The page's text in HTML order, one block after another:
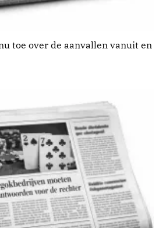
toe over de aanvallen vanuit en